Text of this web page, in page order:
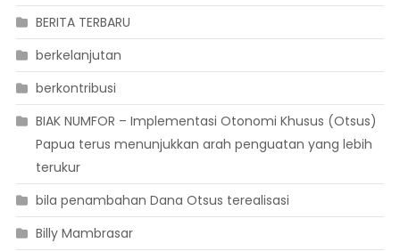
BERITA TERBARU
berkelanjutan
berkontribusi
BIAK NUMFOR – Implementasi Otonomi Khusus (Otsus)
Papua terus menunjukkan arah penguatan yang lebih
terukur
bila penambahan Dana Otsus terealisasi
Billy Mambrasar